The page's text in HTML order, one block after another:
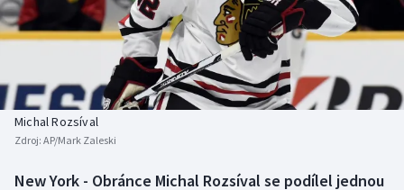
Baseball a softbal
Biatlon
Soutěže
Historické návraty
Aplikace ČT sport
Michal Rozsíval
Zdroj: AP/Mark Zaleski
New York - Obránce Michal Rozsíval se podílel jednou